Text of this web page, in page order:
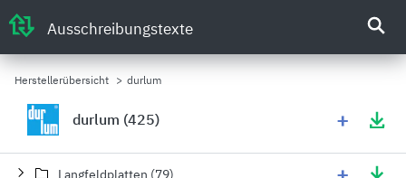
Ausschreibungstexte
Herstellerübersicht > durlum
durlum (425) +
Langfeldplatten (79)